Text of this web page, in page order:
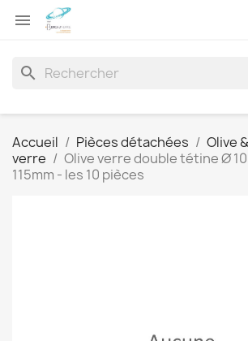

search
Accueil Pièces détachées
Olive
verre
Olive verre double tétine Ø
115mm - les 10 pièces